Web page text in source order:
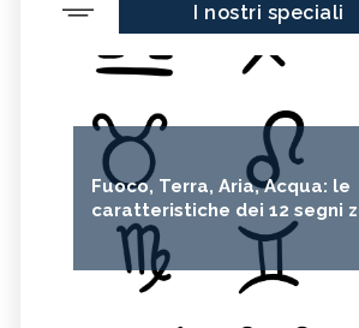
I nostri speciali
Fuoco, Terra, Aria, Acqua: le
caratteristiche dei 12 segni